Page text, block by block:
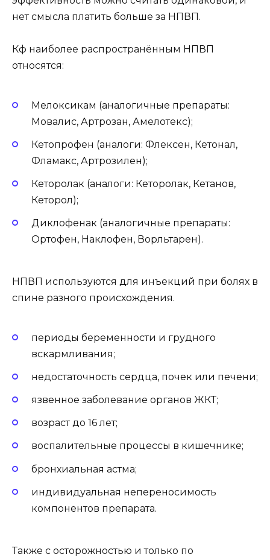
нет смысла платить больше за НПВП.
Кф наиболее распространённым НПВП
относятся:
Мелоксикам (аналогичные препараты:
Мовалис, Артрозан, Амелотекс);
Кетопрофен (аналоги: Флексен, Кетонал,
Фламакс, Артрозилен);
Кеторолак (аналоги: Кеторолак, Кетанов,
Кеторол);
Диклофенак (аналогичные препараты:
Ортофен, Наклофен, Ворльтарен).
НПВП используются для инъекций при болях в
спине разного происхождения.
периоды беременности и грудного
вскармливания;
недостаточность сердца, почек или печени;
язвенное заболевание органов ЖКТ;
возраст до 16 лет;
воспалительные процессы в кишечнике;
бронхиальная астма;
индивидуальная непереносимость
компонентов препарата.
Также с осторожностью и только по